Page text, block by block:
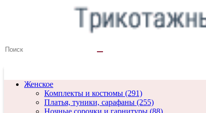
Женское
Комплекты и костюмы (291)
Платья, туники, сарафаны (255)